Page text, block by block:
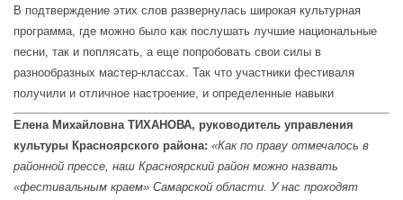
В подтверждение этих слов развернулась широкая культурная
программа, где можно было как послушать лучшие национальные
песни, так и поплясать, а еще попробовать свои силы в
разнообразных мастер-классах. Так что участники фестиваля
получили и отличное настроение, и определенные навыки
Елена Михайловна ТИХАНОВА, руководитель управления
культуры Красноярского района: «Как по праву отмечалось в
районной прессе, наш Красноярский район можно назвать
«фестивальным краем» Самарской области. У нас проходят